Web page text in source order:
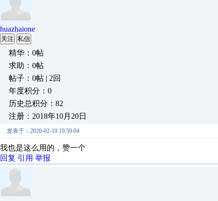
huazhaione
关注 私信
精华：0帖
求助：0帖
帖子：0帖 | 2回
年度积分：0
历史总积分：82
注册：2018年10月20日
发表于：2020-02-19 19:59:04
我也是这么用的，赞一个
回复 引用 举报